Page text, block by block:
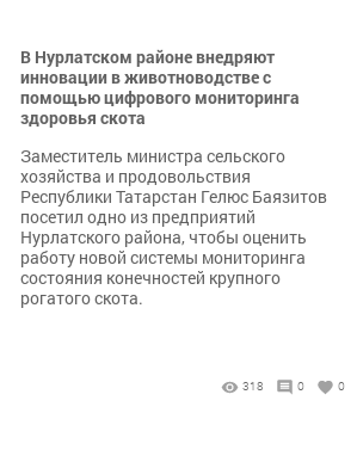
В Нурлатском районе внедряют
инновации в животноводстве с
помощью цифрового мониторинга
здоровья скота
Заместитель министра сельского
хозяйства и продовольствия
Республики Татарстан Гелюс Баязитов
посетил одно из предприятий
Нурлатского района, чтобы оценить
работу новой системы мониторинга
состояния конечностей крупного
рогатого скота.
318 0 0